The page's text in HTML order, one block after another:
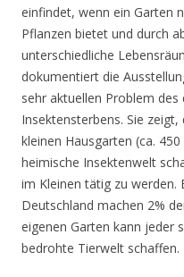
einfindet, wenn ein Garten
Pflanzen bietet und durch
unterschiedliche
dokumentiert die
sehr aktuellen Problem
Insektensterbens. Sie
kleinen Hausgarten (ca.
heimische Insektenwelt
im Kleinen tätig zu werden.
Deutschland machen 2%
eigenen Garten kann jeder
bedrohte Tierwelt schaffen.